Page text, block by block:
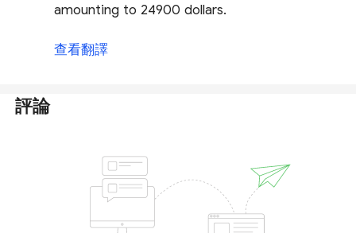
amounting to 24900 dollars.
查看翻譯
評論